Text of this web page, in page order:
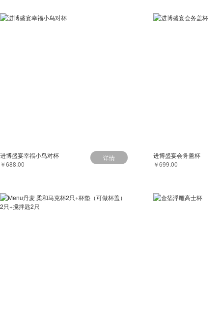
进博盛宴幸福小鸟对杯
￥688.00
详情
进博盛宴会务盖杯
￥699.00